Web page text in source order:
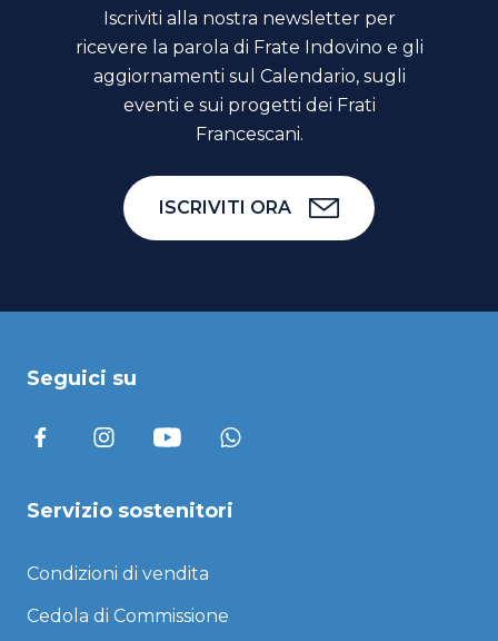
Iscriviti alla nostra newsletter per
ricevere la parola di Frate Indovino e gli
aggiornamenti sul Calendario, sugli
eventi e sui progetti dei Frati
Francescani.
ISCRIVITI ORA
Seguici su
Servizio sostenitori
Condizioni di vendita
Cedola di Commissione